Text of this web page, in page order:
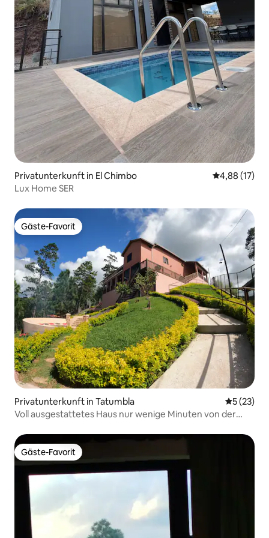
Privatunterkunft in El Chimbo
4,88 (17)
Lux Home SER
Gäste-Favorit
Gäste-Favorit
Privatunterkunft in Tatumbla
5 (23)
Voll ausgestattetes Haus nur wenige Minuten von der
Gäste-Favorit
Gäste-Favorit